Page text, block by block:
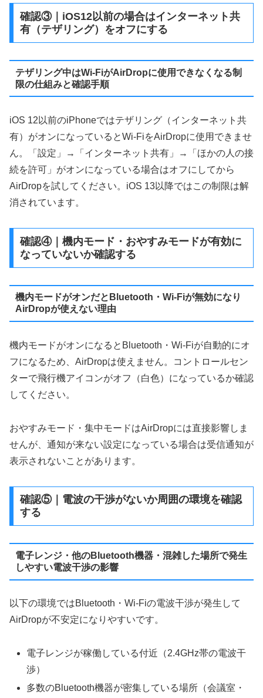
確認③｜iOS12以前の場合はインターネット共
有（テザリング）をオフにする
テザリング中はWi-FiがAirDropに使用できなくなる制
限の仕組みと確認手順
iOS 12以前のiPhoneではテザリング（インターネット共
有）がオンになっているとWi-FiをAirDropに使用できませ
ん。「設定」→「インターネット共有」→「ほかの人の接
続を許可」がオンになっている場合はオフにしてから
AirDropを試してください。iOS 13以降ではこの制限は解
消されています。
確認④｜機内モード・おやすみモードが有効に
なっていないか確認する
機内モードがオンだとBluetooth・Wi-Fiが無効になり
AirDropが使えない理由
機内モードがオンになるとBluetooth・Wi-Fiが自動的にオ
フになるため、AirDropは使えません。コントロールセン
ターで飛行機アイコンがオフ（白色）になっているか確認
してください。
おやすみモード・集中モードはAirDropには直接影響しま
せんが、通知が来ない設定になっている場合は受信通知が
表示されないことがあります。
確認⑤｜電波の干渉がないか周囲の環境を確認
する
電子レンジ・他のBluetooth機器・混雑した場所で発生
しやすい電波干渉の影響
以下の環境ではBluetooth・Wi-Fiの電波干渉が発生して
AirDropが不安定になりやすいです。
電子レンジが稼働している付近（2.4GHz帯の電波干
渉）
多数のBluetooth機器が密集している場所（会議室・